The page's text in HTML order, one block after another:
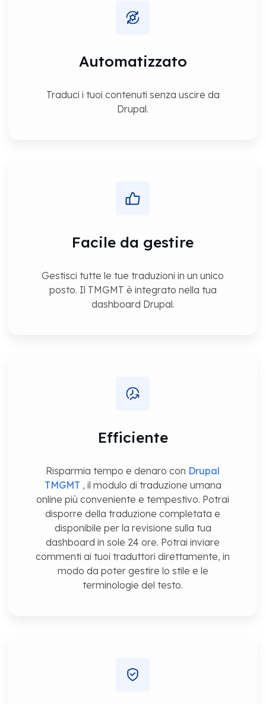
Automatizzato
Traduci i tuoi contenuti senza uscire da
Drupal.
Facile da gestire
Gestisci tutte le tue traduzioni in un unico
posto. Il TMGMT è integrato nella tua
dashboard Drupal.
Efficiente
Risparmia tempo e denaro con Drupal
TMGMT , il modulo di traduzione umana
online più conveniente e tempestivo. Potrai
disporre della traduzione completata e
disponibile per la revisione sulla tua
dashboard in sole 24 ore. Potrai inviare
commenti ai tuoi traduttori direttamente, in
modo da poter gestire lo stile e le
terminologie del testo.